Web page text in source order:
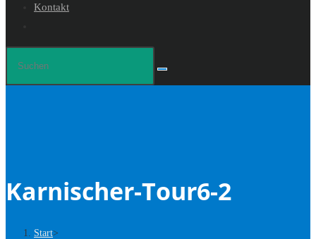
Kontakt
Suche
umschalten
Karnischer-Tour6-2
Start>